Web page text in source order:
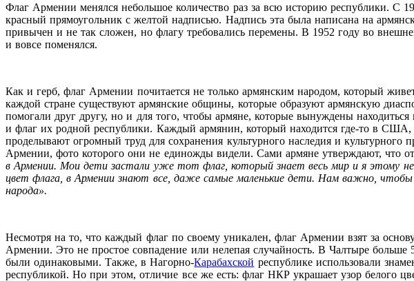
Флаг Армении менялся небольшое количество раз за всю историю республики. С
красный прямоугольник с желтой надписью. Надпись эта была написана на
привычен и не так сложен, но флагу требовались перемены. В 1952 году во
и вовсе поменялся.
Как и герб, флаг Армении почитается не только армянским народом, который
каждой стране существуют армянские общины, которые образуют армянскую
помогали друг другу, но и для того, чтобы армяне, которые вынуждены
и флаг их родной республики. Каждый армянин, который находится где-то в
проделывают огромный труд для сохранения культурного наследия и
Армении, фото которого они не единожды видели. Сами армяне утверждают, что
в Армении. Мои дети застали уже тот флаг, который знает весь мир и я этому
цвет флага, в Армении знают все, даже самые маленькие дети. Нам важно, чтобы
народа».
Несмотря на то, что каждый флаг по своему уникален, флаг Армении взят за
Армении. Это не простое совпадение или нелепая случайность. В Чалтыре
были одинаковыми. Также, в Нагорно-Карабахской республике использовали
республикой. Но при этом, отличие все же есть: флаг НКР украшает узор белого